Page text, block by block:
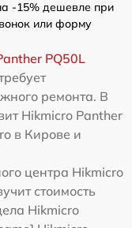
-15% дешевле при
или форму
PQ50L
ремонта. В
Hikmicro Panther
в Кирове и
центра Hikmicro
стоимость
Hikmicro